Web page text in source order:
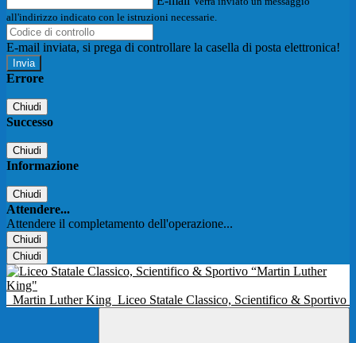
all'indirizzo indicato con le istruzioni necessarie.
E-mail inviata, si prega di controllare la casella di posta elettronica!
Errore
Chiudi
Successo
Chiudi
Informazione
Chiudi
Attendere...
Attendere il completamento dell'operazione...
Chiudi
Chiudi
Martin Luther King Liceo Statale Classico, Scientifico & Sportivo